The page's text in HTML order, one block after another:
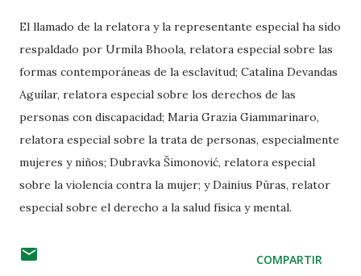
El llamado de la relatora y la representante especial ha sido
respaldado por Urmila Bhoola, relatora especial sobre las
formas contemporáneas de la esclavitud; Catalina Devandas
Aguilar, relatora especial sobre los derechos de las
personas con discapacidad; Maria Grazia Giammarinaro,
relatora especial sobre la trata de personas, especialmente
mujeres y niños; Dubravka Šimonović, relatora especial
sobre la violencia contra la mujer; y Dainius Pūras, relator
especial sobre el derecho a la salud física y mental.
COMPARTIR